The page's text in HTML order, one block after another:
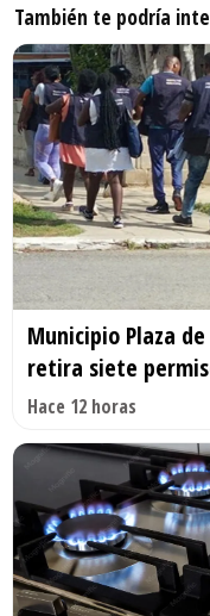
También te podría
Municipio Plaza
retira siete
Hace 12 horas